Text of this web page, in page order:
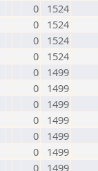
0
1524
0
1524
0
1524
0
1524
0
1499
0
1499
0
1499
0
1499
0
1499
0
1499
0
1499